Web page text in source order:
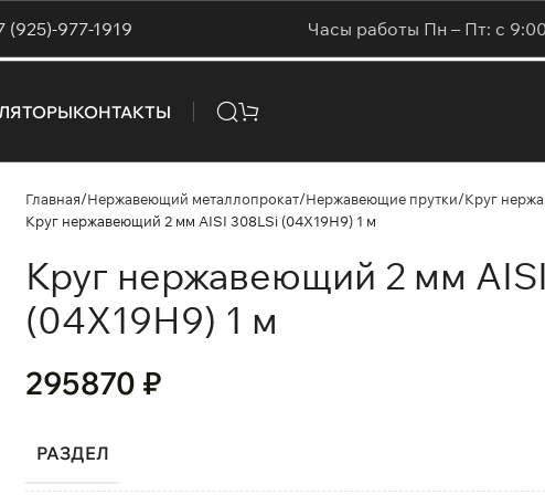
(925)-977-1919 Часы работы Пн – Пт: с
КОНТАКТЫ
Главная Нержавеющий металлопрокат Нержавеющие прутки Круг
Круг нержавеющий 2 мм AISI 308LSi (04Х19Н9) 1 м
Круг нержавеющий 2 мм
(04Х19Н9) 1 м
295870 ₽
РАЗДЕЛ